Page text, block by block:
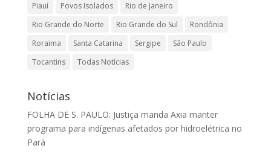
Piauí
Povos Isolados
Rio de Janeiro
Rio Grande do Norte
Rio Grande do Sul
Rondônia
Roraima
Santa Catarina Sergipe
São Paulo
Tocantins
Todas Notícias
Notícias
FOLHA DE S. PAULO: Justiça manda Axia manter
programa para indígenas afetados por hidroelétrica no
Pará